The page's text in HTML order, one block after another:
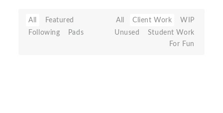
All
Featured
Following
Pads
All Client Work
WIP
Unused
Student Work
For Fun